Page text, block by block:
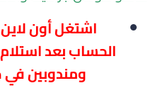
اشتغل أون
الحساب بعد
ومندوبين في